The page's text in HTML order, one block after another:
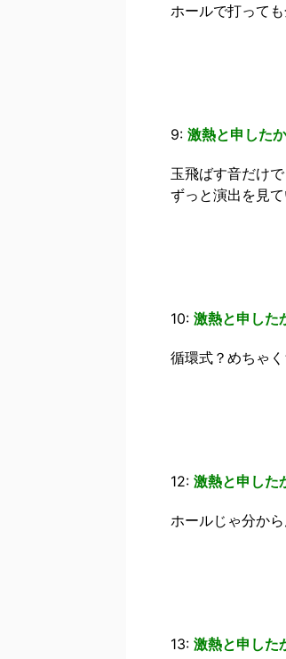
ホールで打って
9: 激熱と申したか
玉飛ばす音だけ
ずっと演出を見
10: 激熱と申した
循環式？めちゃ
12: 激熱と申した
ホールじゃ分か
13: 激熱と申した